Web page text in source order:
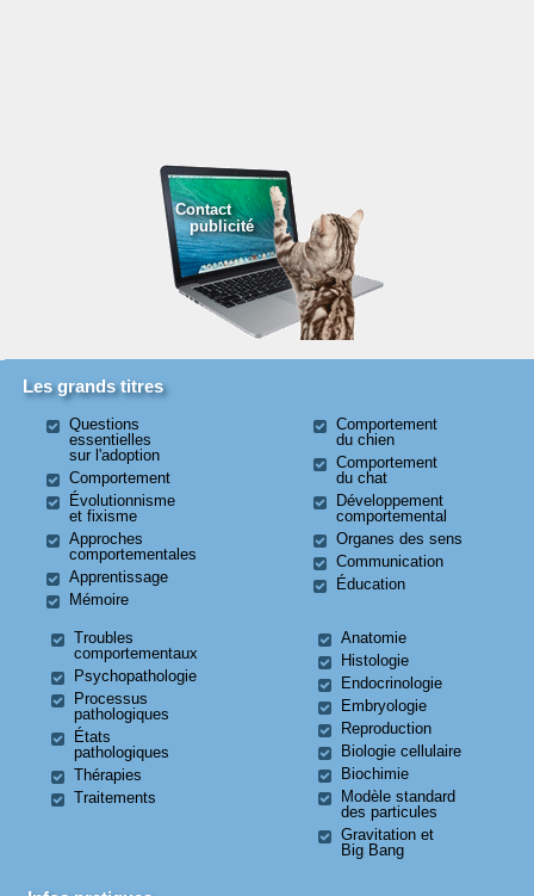
Contact
publicité
Les grands titres
Questions
essentielles
sur l'adoption
Comportement
Évolutionnisme
et fixisme
Approches
comportementales
Apprentissage
Mémoire
Comportement
du chien
Comportement
du chat
Développement
comportemental
Organes des sens
Communication
Éducation
Troubles
comportementaux
Psychopathologie
Processus
pathologiques
États
pathologiques
Thérapies
Traitements
Anatomie
Histologie
Endocrinologie
Embryologie
Reproduction
Biologie cellulaire
Biochimie
Modèle standard
des particules
Gravitation et
Big Bang